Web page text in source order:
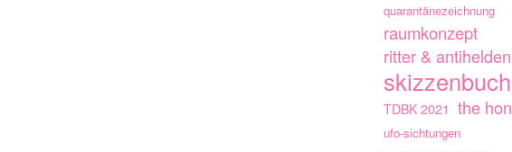
quarantänezeichnung
raumkonzept
ritter & antihelden
skizzenbuch
TDBK 2021 the hon
ufo-sichtungen